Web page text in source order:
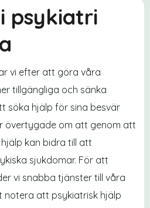
psykiatri
vi efter att göra våra
tillgängliga och sänka
söka hjälp för sina besvär
övertygade om att genom att
kan bidra till att
sjukdomar. För att
vi snabba tjänster till våra
notera att psykiatrisk hjälp